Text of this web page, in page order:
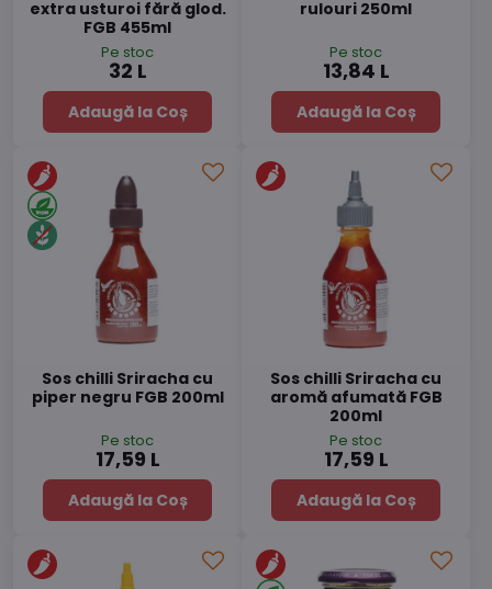
extra usturoi fără glod.
FGB 455ml
Pe stoc
32 L
Adaugă la Coș
rulouri 250ml
Pe stoc
13,84 L
Adaugă la Coș
Sos chilli Sriracha cu
piper negru FGB 200ml
Pe stoc
17,59 L
Adaugă la Coș
Sos chilli Sriracha cu
aromă afumată FGB
200ml
Pe stoc
17,59 L
Adaugă la Coș